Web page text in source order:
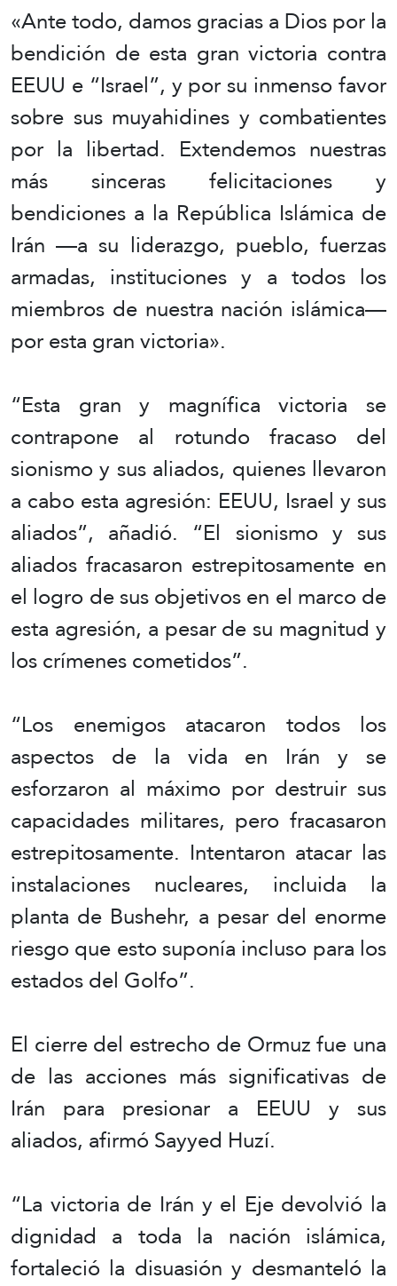
«Ante todo, damos gracias a Dios por la
bendición de esta gran victoria contra
EEUU e “Israel”, y por su inmenso favor
sobre sus muyahidines y combatientes
por la libertad. Extendemos nuestras
más sinceras felicitaciones y
bendiciones a la República Islámica de
Irán —a su liderazgo, pueblo, fuerzas
armadas, instituciones y a todos los
miembros de nuestra nación islámica—
por esta gran victoria».
“Esta gran y magnífica victoria se
contrapone al rotundo fracaso del
sionismo y sus aliados, quienes llevaron
a cabo esta agresión: EEUU, Israel y sus
aliados”, añadió. “El sionismo y sus
aliados fracasaron estrepitosamente en
el logro de sus objetivos en el marco de
esta agresión, a pesar de su magnitud y
los crímenes cometidos”.
“Los enemigos atacaron todos los
aspectos de la vida en Irán y se
esforzaron al máximo por destruir sus
capacidades militares, pero fracasaron
estrepitosamente. Intentaron atacar las
instalaciones nucleares, incluida la
planta de Bushehr, a pesar del enorme
riesgo que esto suponía incluso para los
estados del Golfo”.
El cierre del estrecho de Ormuz fue una
de las acciones más significativas de
Irán para presionar a EEUU y sus
aliados, afirmó Sayyed Huzí.
“La victoria de Irán y el Eje devolvió la
dignidad a toda la nación islámica,
fortaleció la disuasión y desmanteló la